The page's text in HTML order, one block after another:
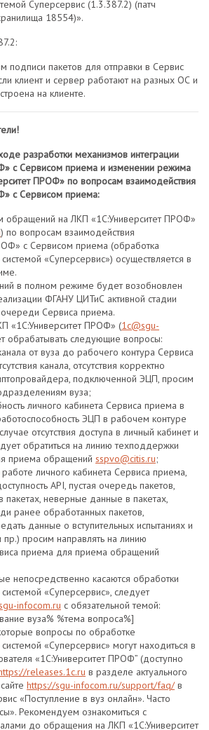
Суперсервис (1.3.387.2) (патч
18554)».
подписи пакетов для отправки в Сервис
клиент и сервер работают на разных ОС и
на клиенте.
разработки механизмов интеграции
с Сервисом приема и изменении режима
ПРОФ» по вопросам взаимодействия
с Сервисом приема:
обращений на ЛКП «1С:Университет ПРОФ»
) по вопросам взаимодействия
с Сервисом приема (обработка
«Суперсервис») осуществляется в
в полном режиме будет возобновлен
ФГАНУ ЦИТиС активной стадии
Сервиса приема.
«1С:Университет ПРОФ» (1с@sgu-
обрабатывать следующие вопросы:
от вуза до рабочего контура Сервиса
канала, отсутствия корректно
подключенной ЭЦП, просим
вуза;
личного кабинета Сервиса приема в
ЭЦП в рабочем контуре
отсутствия доступа в личный кабинет и
обратиться на линию техподдержки
приема обращений sspvo@citis.ru;
личного кабинета Сервиса приема,
API, пустая очередь пакетов,
пакетах, неверные данные в пакетах,
ранее обработанных пакетов,
данные о вступительных испытаниях и
просим направлять на линию
приема для приема обращений
непосредственно касаются обработки
«Суперсервис», следует
infocom.ru с обязательной темой:
вуза% %тема вопроса%]
вопросы по обработке
«Суперсервис» могут находиться в
«1С:Университет ПРОФ” (доступно
releases.1c.ru в разделе актуального
https://sgu-infocom.ru/support/faq/в
«Поступление в вуз онлайн». Часто
Рекомендуем ознакомиться с
до обращения на ЛКП «1С:Университет